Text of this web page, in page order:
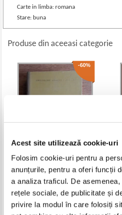
Acest site utilizează cookie-uri
Folosim cookie-uri pentru a
anunțurile, pentru a oferi funcții
a analiza traficul. De
rețele sociale, de publicitate și
privire la modul în care folosiți
Carte in limba: romana
Stare: buna
Produse din aceeasi categorie
-60%
Gheorghe Asachi - Opere
Adaugă în coș